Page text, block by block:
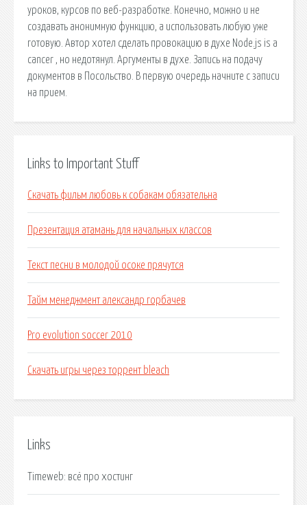
уроков, курсов по веб-разработке. Конечно, можно и не
создавать анонимную функцию, а использовать любую уже
готовую. Автор хотел сделать провокацию в духе Node.js is a
cancer , но недотянул. Аргументы в духе. Запись на подачу
документов в Посольство. В первую очередь начните с записи
на прием.
Links to Important Stuff
Скачать фильм любовь к собакам обязательна
Презентация атамань для начальных классов
Текст песни в молодой осоке прячутся
Тайм менеджмент александр горбачев
Pro evolution soccer 2010
Скачать игры через торрент bleach
Links
Timeweb: всё про хостинг